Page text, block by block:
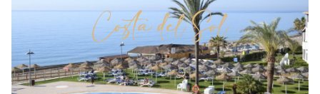
Costa del Sol